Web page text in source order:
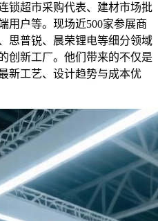
锁超市采购代表、建材市场批
用户等。现场近500家参展商
思普锐、晨荣锂电等细分领域
创新工厂。他们带来的不仅是
工艺、设计趋势与成本优